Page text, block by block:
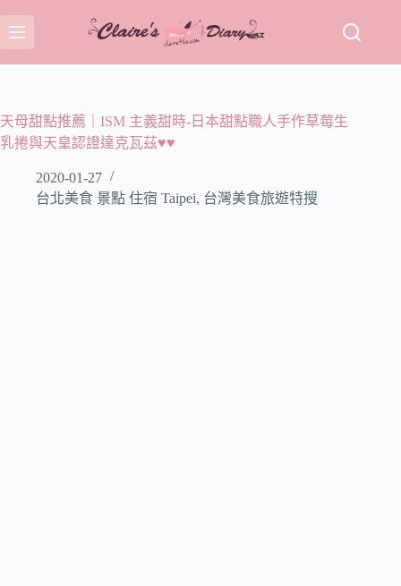
至
主
容
天母甜點推薦｜ISM 主義甜時-日本甜點職人手作草莓生
乳捲與天皇認證達克瓦茲♥♥
2020-01-27
台北美食 景點 住宿 Taipei, 台灣美食旅遊特搜